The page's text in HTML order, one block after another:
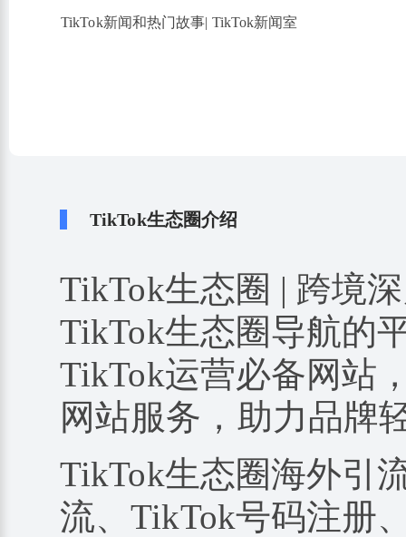
TikTok新闻和热门故事| TikTok新闻室
TikTok生态圈介绍
TikTok生态圈 | 跨境
TikTok生态圈导航的
TikTok运营必备网站
网站服务，助力品牌
TikTok生态圈海外引
流、TikTok号码注册